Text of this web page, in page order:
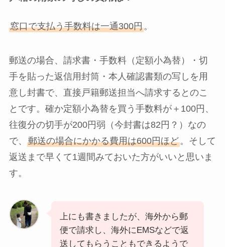
窓口で支払う手数料は一通300円。
郵送の場合、請求書・手数料（定額小為替）・切
手を貼った返信用封筒・本人確認書類の写しを用
意し封書で、直接戸籍郵送担当へ請求するとのこ
とです。確か定額小為替を買う手数料が＋100円、
往復分の切手が200円弱（今封書は82円？）なの
で、 郵送の場合にかかる費用は600円ほど。そして
返送まで早くて1週間みておいた方がいいと思いま
す。
上にも書きましたが、海外から郵
便で請求し、海外にEMSなどで返
送してもらうこともできるようで